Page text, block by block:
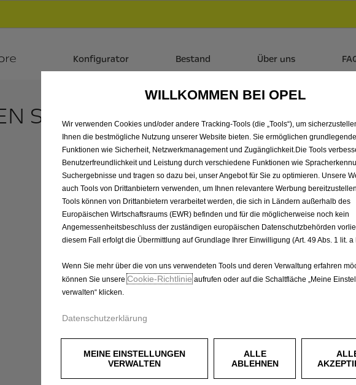
Konfigurator Bestand Über uns
SIE ALLE MOKKA NEUWAGEN
PETER GMBH
WILLKOMMEN BEI OPEL
Wir verwenden Cookies und/oder andere Tracking-Tools (die „Tools“), um
Ihnen die bestmögliche Nutzung unserer Website bieten. Sie ermöglichen grundlegende
Funktionen wie Sicherheit, Netzwerkmanagement und Zugänglichkeit.Die Tools
Benutzerfreundlichkeit und Leistung durch verschiedene Funktionen wie
Suchergebnisse und tragen so dazu bei, unser Angebot für Sie zu optimieren. Unsere
auch Tools von Drittanbietern verwenden, um Ihnen relevantere Werbung
Tools können von Drittanbietern verarbeitet werden, die sich in Ländern außerhalb des
Europäischen Wirtschaftsraums (EWR) befinden und für die möglicherweise noch kein
Angemessenheitsbeschluss der zuständigen europäischen Datenschutzbehörden
diesem Fall erfolgt die Übermittlung auf Grundlage Ihrer Einwilligung (Art. 49 Abs. 1 lit. a
Wenn Sie mehr über die von uns verwendeten Tools und deren Verwaltung erfahren
können Sie unsereCookie‑Richtlinieaufrufen oder auf die Schaltfläche „Meine
verwalten“ klicken.
Datenschutzerklärung
MEINE EINSTELLUNGEN
VERWALTEN
ALLE
ABLEHNEN